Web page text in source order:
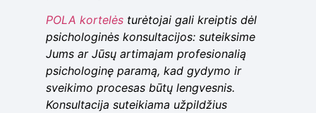
POLA kortelės turėtojai gali kreiptis dėl
psichologinės konsultacijos: suteiksime
Jums ar Jūsų artimajam profesionalią
psichologinę paramą, kad gydymo ir
sveikimo procesas būtų lengvesnis.
Konsultacija suteikiama užpildžius